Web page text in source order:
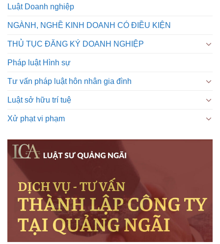
Luật Doanh nghiệp
NGÀNH, NGHỀ KINH DOANH CÓ ĐIỀU KIỆN
THỦ TỤC ĐĂNG KÝ DOANH NGHIỆP
Pháp luật Hình sự
Tư vấn pháp luật hôn nhân gia đình
Luật sở hữu trí tuệ
Xử phạt vi phạm